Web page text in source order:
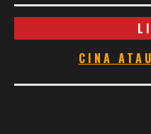
CINA